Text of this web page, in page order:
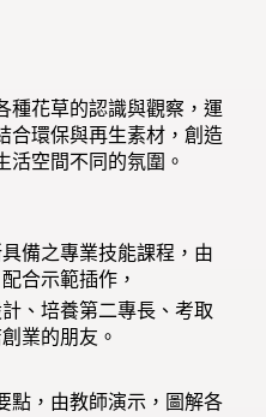
種花草的認識與觀察，運
合環保與再生素材，創造
活空間不同的氛圍。
備之專業技能課程，由
合示範插作，
、培養第二專長、考取
業的朋友。
點，由教師演示，圖解各